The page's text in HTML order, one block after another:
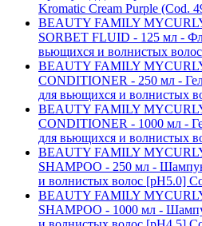
Kromatic Cream Purple (Cod.
BEAUTY FAMILY
SORBET FLUID - 125 мл -
вьющихся и волнистых
BEAUTY FAMILY
CONDITIONER - 250 мл -
для вьющихся и волнистых
BEAUTY FAMILY
CONDITIONER - 1000 мл -
для вьющихся и волнистых
BEAUTY FAMILY
SHAMPOO - 250 мл -
и волнистых волос [pH5.0]
BEAUTY FAMILY
SHAMPOO - 1000 мл -